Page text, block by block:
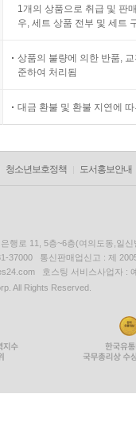
1개의 상품으로 취급 및 판
우, 세트 상품 전부 및 세트
상품의 불량에 의한 반품,
준하여 처리됨
대금 환불 및 환불 지연에
청소년보호정책 도서홍보안내
행로 11, 5층~6층(여의도동,일신
37000 통신판매업신고 : 제
호스팅 서비스사업자 :
All Rights Reserved.